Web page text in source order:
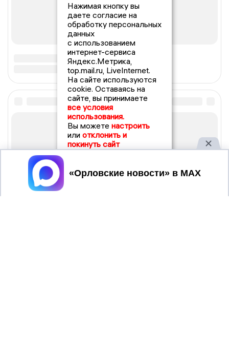
Нажимая кнопку вы
даете согласие на
обработку персональных
данных
с использованием
интернет-сервиса
Яндекс.Метрика,
top.mail.ru, LiveInternet.
На сайте используются
cookie. Оставаясь на
сайте, вы принимаете
все условия
использования.
Вы можете настроить
или отклонить и
покинуть сайт
Принять